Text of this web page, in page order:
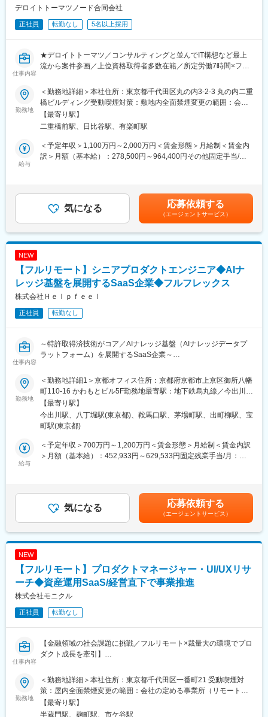
■業務詳細
（1）プロジェクト全体の推進・管理：
・不確実性の高い環境における、先回りしたタスク・リスク・ス
ケジュール・品質管理の徹底
・クライアントやグループ内のコンサルタント等の多様な関係者
との要件調整、期待値調整
・グランドデザインを理解した上で、課題の抽出・整理および
「そもそも何を作るか」の合意形成
（3）現場のボトルネック打破・障壁の排除
・開発チームが迷わずモノづくりに集中できるよう、推進の障壁
（プロセスの不備や課題など）を能動的に見つけ出し、解決に向
けて周囲へ働きかけ・排除を実施
・ハイクオリティなドキュメンテーションの作成、およびチーム
メンバーの円滑な牽引・サポート
（5）スコープやチーム体制の「大胆な意思決定」：
変更の範囲：会社の定める業務
デロイトトーマツノード合同会社
正社員 転勤なし 5名以上採用
仕事内容
★デロイトトーマツ／コンサルティングと並んでIT構想など最上
流から案件参画／上位資格取得者多数在籍／所定労働7時間×フル
◆私たちについて
デロイトトーマツ／コンサルティンググループの一員として、日
本を代表する大手企業のDX戦略の実現を担うテクノロジー集団で
す。
単なる「システムの受託開発」ではなく、日々変化する経営環境
に適応するため、ビジネスの仕組みづくりそのものを変革しま
す。
■業務内容
AI／生成AIやデータ基盤といった変化のスピードが極めて早い技
ら顧客折衝、戦略策定まで、プロジェクトの全責任を担う非常に
裁量の大きいポジションです。
■業務詳細
（1）プロジェクト全体のマネジメント：
（2）最上流の顧客折衝・戦略策定：
クライアントとの要件調整、期待値調整、課題整理、および「そ
（3）技術とプロジェクトの両面でのチームリード
開発チームのメンバーと円滑なコミュニケーションを取り、プロ
ジェクトのゴールに向けてチームを牽引・サポート
（4）複数・大規模案件のハンドリング：
ご経験や志向性に応じ、様々な規模の案件や、複数案件を跨いだ
全体統括（マルチプロジェクトマネジメント）の実施
■魅力
ヒアリングや抽出段階から深くコミットできます。
◆デロイトグループの総合力を活かした「End to End」の経験◆
グループの他部門（戦略・業界特化コンサルタントなど）と密に
気通貫で経験可能。
変更の範囲：会社の定める業務
勤務地
＜勤務地詳細＞本社住所：東京都千代田区丸の内3-2-3 丸の内二重
橋ビルディング受動喫煙対策：敷地内全面禁煙変更の範囲：会社
の定める事業所（リモートワーク含む）
【最寄り駅】
二重橋前駅、日比谷駅、有楽町駅
給与
＜予定年収＞1,100万円～2,000万円＜賃金形態＞月給制＜賃金内
訳＞月額（基本給）：278,500円～964,400円その他固定手当/
あり※変動賞与、残業代はあくまで想定であり、これを保証するも
のではありません■昇格：年1～2回（2月、8月）※管理職は年1回■
賞与：年2回（2月、8月）賃金はあくまでも目安の金額であり、
選考を通じて上下する可能性があります。月給(月額)は固定手当を
含めた表記です。
気になる 応募依頼する
（エージェントサービス）
NEW
【フルリモート】シニアプロダクトエンジニア◆AIナ
レッジ基盤を展開するSaaS企業◆フルフレックス
株式会社Ｈｅｌｐｆｅｅｌ
正社員 転勤なし
仕事内容
～特許取得済技術がコア／AIナレッジ基盤（AIナレッジデータプ
ラットフォーム）を展開するSaaS企業～
生成AIや大規模言語モデル（LLM）の進化により、AIの社会実装
が加速する今、見落とされがちなのが「AIが何を根拠に判断して
いるか」という視点です。AIはモデルやアプリケーション単体で
は正しく機能せず、“何をもとに答えを導き出すか”というナレッ
ジ、つまり正確に整理された知識のデータ基盤が不可欠です。
Helpfeelは、この「AIナレッジデータ」を支えるAIナレッジ基盤
（AIナレッジデータプラットフォーム）を展開するSaaS企業で
す。企業や自治体、医療機関、教育機関など企業や組織のAI活用
これはiPhoneの日本語入力システムを開発した弊社テクニカルフ
ェローが発明した「意図予測検索」技術（特許取得済）をコアに
しています。
※特許番号 第7112155号、第7112156号
こちらのポジションは、Helpfeelのシニアプロダクトエンジニア
として下記の業務をお任せします。プロダクトの成長を支えるエ
ンジニアとして設計から実装までリードしてくださる方とご一緒
【業務内容】
・他のエンジニア/PdMと協力し、相互依存のある課題を解決しチ
・技術選定やアーキテクチャ設計などの技術的意思決定とそこに
至る合意形成
・コードレビューを通じたチームメンバーへの技術的なフォロー
および育成
勤務地
＜勤務地詳細1＞京都オフィス住所：京都府京都市上京区御所八幡
町110-16 かわもとビル5F勤務地最寄駅：地下鉄烏丸線／今出川駅
受動喫煙対策：屋内全面禁煙＜勤務地詳細2＞東京オフィス住所：
東京都中央区八丁堀2-14-1 住友不動産八重洲通ビル4F勤務地最寄
駅：日比谷線／八丁堀駅受動喫煙対策：屋内全面禁煙変更の範
【最寄り駅】
今出川駅、八丁堀駅(東京都)、鞍馬口駅、茅場町駅、出町柳駅、宝
町駅(東京都)
給与
＜予定年収＞700万円～1,200万円＜賃金形態＞月給制＜賃金内訳
＞月額（基本給）：452,933円～629,533円固定残業手当/月：
スキルに応じてご相談の上決定します。■昇給：年1回賃金はあく
までも目安の金額であり、選考を通じて上下する可能性がありま
す。月給(月額)は固定手当を含めた表記です。
気になる 応募依頼する
（エージェントサービス）
NEW
【フルリモート】プロダクトマネージャー・UI/UXリサ
ーチ◆資産運用SaaS/経営直下で事業推進
株式会社モニクル
正社員 転勤なし
仕事内容
【金融領域の社会課題に挑戦／フルリモート×裁量大の環境でプロ
ダクト成長を牽引】
■業務内容：
経営陣のパートナーとして、複数プロダクトを横断した構造的な
課題の特定から、戦略立案、施策の意思決定、効果検証までをリ
ードしていただきたいと考えています。
勤務地
＜勤務地詳細＞本社住所：東京都千代田区一番町21 受動喫煙対
策：屋内全面禁煙変更の範囲：会社の定める事業所（リモートワ
ーク含む）
【最寄り駅】
半蔵門駅、麹町駅、市ケ谷駅